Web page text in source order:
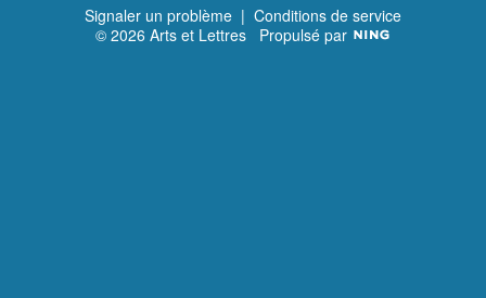
Signaler un problème | Conditions de service
© 2026 Arts et Lettres Propulsé par